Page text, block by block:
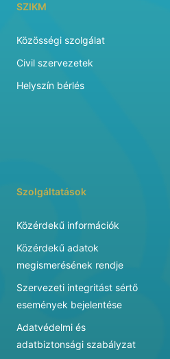
SZIKM
Közösségi szolgálat
Civil szervezetek
Helyszín bérlés
Szolgáltatások
Közérdekű információk
Közérdekű adatok
megismerésének rendje
Szervezeti integritást sértő
események bejelentése
Adatvédelmi és
adatbiztonsági szabályzat